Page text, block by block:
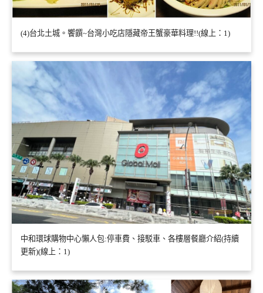
(4)台北土城。饗饌~台灣小吃店隱藏帝王蟹豪華料理!!(線上：1)
中和環球購物中心懶人包:停車費、接駁車、各樓層餐廳介紹(持續
更新)(線上：1)